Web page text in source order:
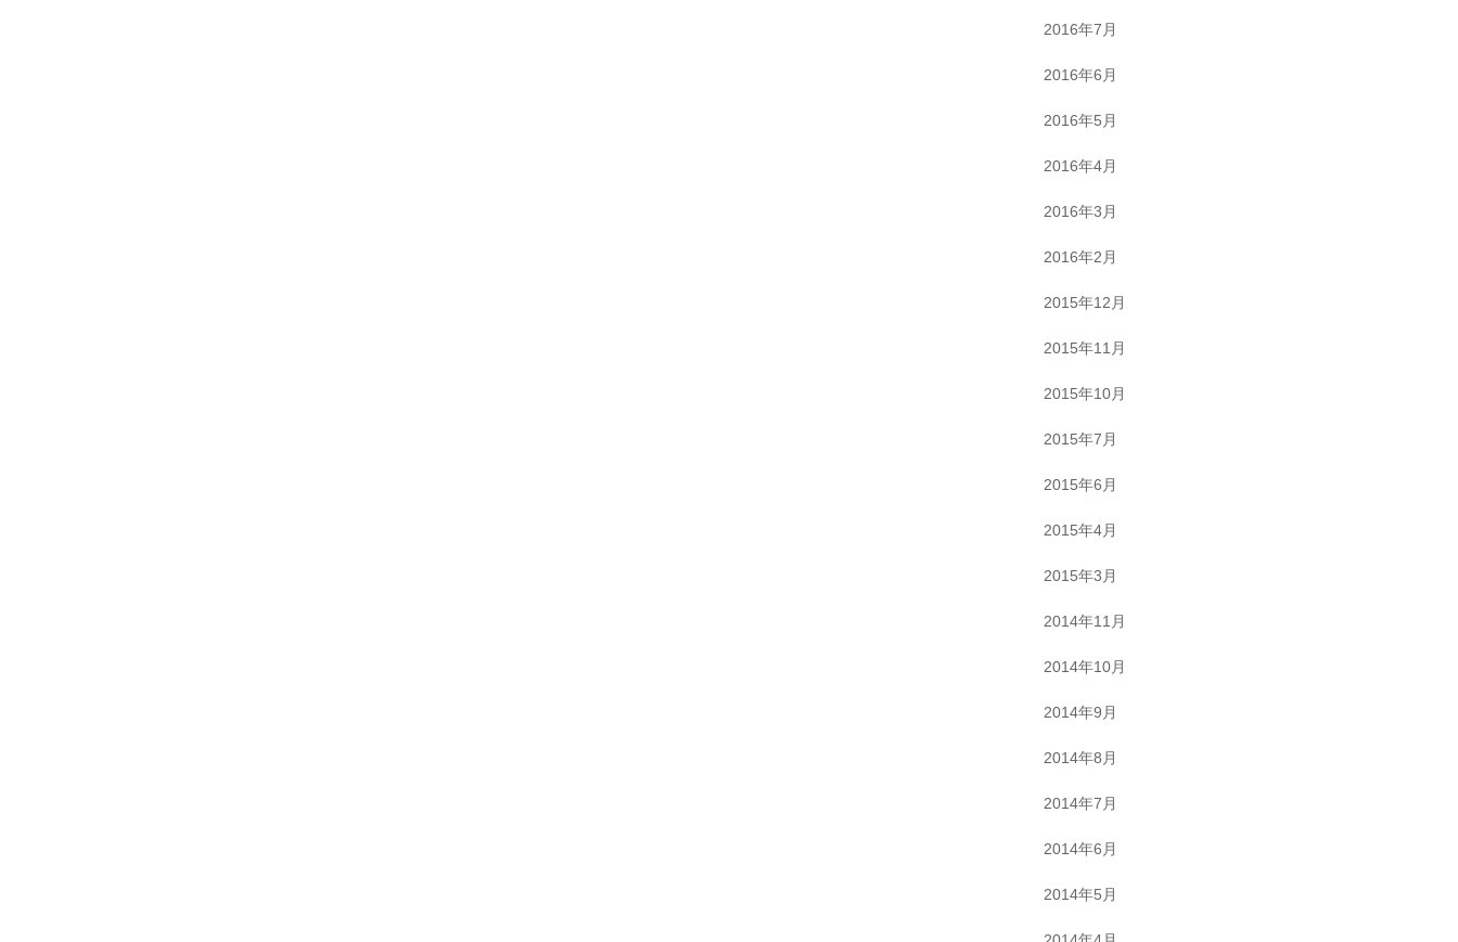
2016年7月
2016年6月
2016年5月
2016年4月
2016年3月
2016年2月
2015年12月
2015年11月
2015年10月
2015年7月
2015年6月
2015年4月
2015年3月
2014年11月
2014年10月
2014年9月
2014年8月
2014年7月
2014年6月
2014年5月